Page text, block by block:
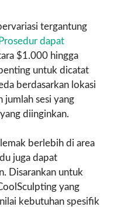
tergantung
Prosedur dapat
$1.000 hingga
untuk dicatat
berdasarkan lokasi
jumlah sesi yang
diinginkan.
berlebih di area
juga dapat
Disarankan untuk
yang
kebutuhan spesifik